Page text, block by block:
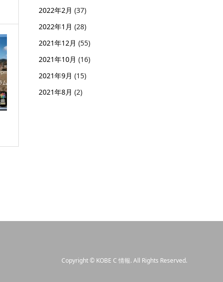
2022年2月 (37)
2022年1月 (28)
2021年12月 (55)
2021年10月 (16)
2021年9月 (15)
2021年8月 (2)
Copyright© KOBE C 情報. All Rights Reserved.